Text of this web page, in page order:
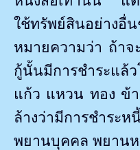
ใช้ทรัพย์สินอย่างอื่
หมายความว่า ถ้าจ
กู้นั้นมีการชำระแล้
แก้ว แหวน ทอง ข้
ล้างว่ามีการชำร
พยานบุคคล พยาน